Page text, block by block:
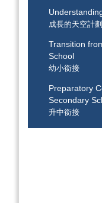
成長的天空計劃
Transition
School
幼小銜接
Preparatory
Secondary
升中銜接